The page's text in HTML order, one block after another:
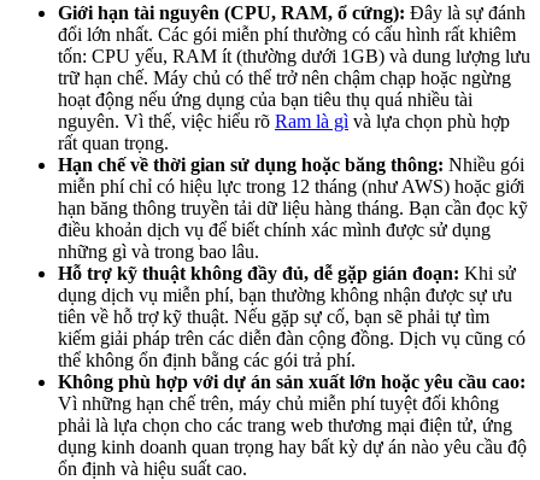
Giới hạn tài nguyên (CPU, RAM, ổ cứng): Đây là sự đánh
đổi lớn nhất. Các gói miễn phí thường có cấu hình rất khiêm
tốn: CPU yếu, RAM ít (thường dưới 1GB) và dung lượng lưu
trữ hạn chế. Máy chủ có thể trở nên chậm chạp hoặc ngừng
hoạt động nếu ứng dụng của bạn tiêu thụ quá nhiều tài
nguyên. Vì thế, việc hiểu rõ Ram là gì và lựa chọn phù hợp
rất quan trọng.
Hạn chế về thời gian sử dụng hoặc băng thông: Nhiều gói
miễn phí chỉ có hiệu lực trong 12 tháng (như AWS) hoặc giới
hạn băng thông truyền tải dữ liệu hàng tháng. Bạn cần đọc kỹ
điều khoản dịch vụ để biết chính xác mình được sử dụng
những gì và trong bao lâu.
Hỗ trợ kỹ thuật không đầy đủ, dễ gặp gián đoạn: Khi sử
dụng dịch vụ miễn phí, bạn thường không nhận được sự ưu
tiên về hỗ trợ kỹ thuật. Nếu gặp sự cố, bạn sẽ phải tự tìm
kiếm giải pháp trên các diễn đàn cộng đồng. Dịch vụ cũng có
thể không ổn định bằng các gói trả phí.
Không phù hợp với dự án sản xuất lớn hoặc yêu cầu cao:
Vì những hạn chế trên, máy chủ miễn phí tuyệt đối không
phải là lựa chọn cho các trang web thương mại điện tử, ứng
dụng kinh doanh quan trọng hay bất kỳ dự án nào yêu cầu độ
ổn định và hiệu suất cao.